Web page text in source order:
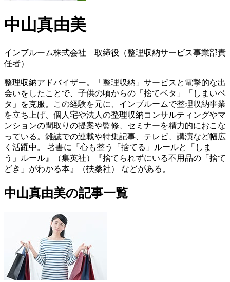
中山真由美
インブルーム株式会社 取締役（整理収納サービス事業部責
任者）
整理収納アドバイザー。「整理収納」サービスと電撃的な出
会いをしたことで、子供の頃からの「捨てベタ」「しまいベ
タ」を克服。この経験を元に、インブルームで整理収納事業
を立ち上げ、個人宅や法人の整理収納コンサルティングやマ
ンションの間取りの提案や監修、セミナーを精力的におこな
っている。雑誌での連載や特集記事、テレビ、講演など幅広
く活躍中。 著書に『心も整う「捨てる」ルールと「しま
う」ルール』（集英社）『捨てられずにいる不用品の「捨て
どき」がわかる本』（扶桑社） などがある。
中山真由美の記事一覧